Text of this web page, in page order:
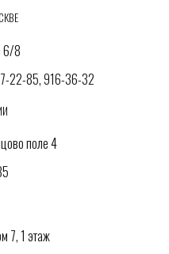
6/8
22-85, 916-36-32
поле 4
7, 1 этаж